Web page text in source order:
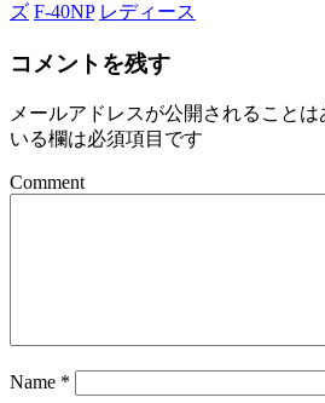
ズ F-40NP レディース
コメントを残す
メールアドレスが公開されることは
いる欄は必須項目です
Comment
Name *